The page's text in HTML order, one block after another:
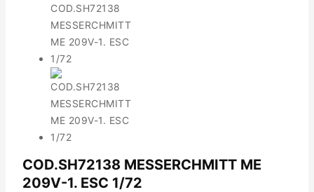
COD.SH72138 MESSERCHMITT ME
209V-1. ESC 1/72